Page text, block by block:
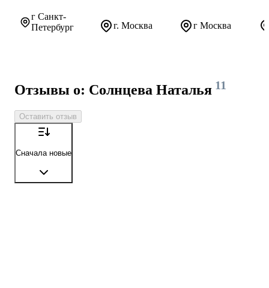
г Санкт-
Петербург
г. Москва г Москва
Отзывы о: Солнцева Наталья 11
Оставить отзыв
Сначала новые